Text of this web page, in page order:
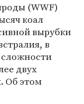
(WWF)
коал
вырубки
в
сложности
двух
Об этом